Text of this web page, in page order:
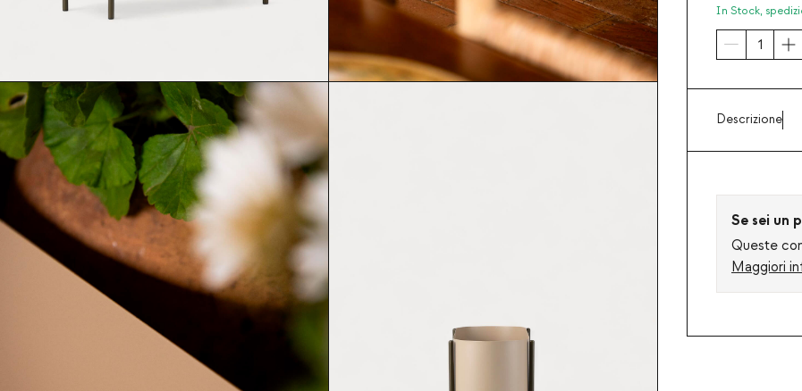
In Stock,
Descrizione
Se sei un
Queste
Maggiori